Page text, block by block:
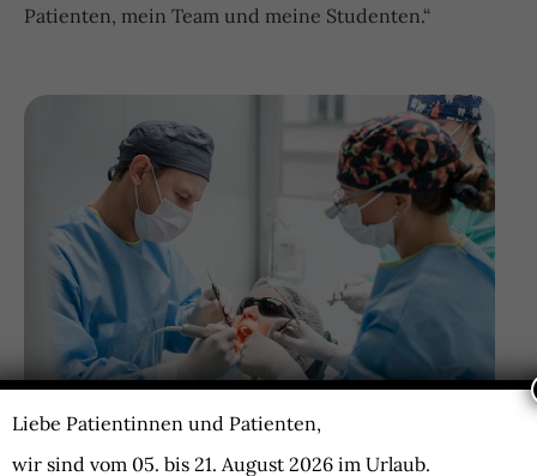
Patienten, mein Team und meine Studenten.“
Liebe Patientinnen und Patienten,
wir sind vom 05. bis 21. August 2026 im Urlaub.